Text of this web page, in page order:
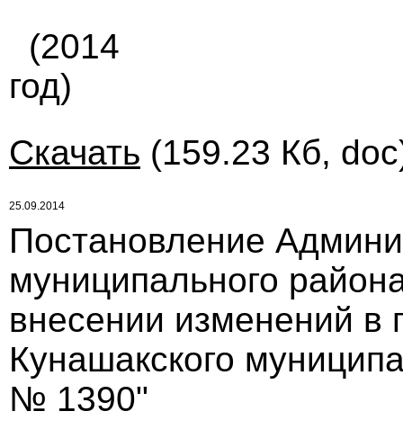
(2014
год)
Скачать (159.23 Кб,
25.09.2014
Постановление
муниципального
внесении изменений в
Кунашакского
№ 1390"